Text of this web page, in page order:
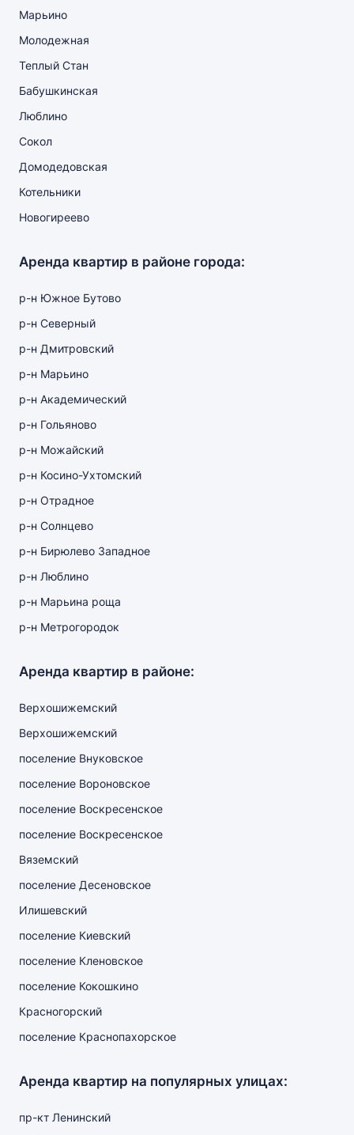
Марьино
Молодежная
Теплый Стан
Бабушкинская
Люблино
Сокол
Домодедовская
Котельники
Новогиреево
Аренда квартир в районе города:
р-н Южное Бутово
р-н Северный
р-н Дмитровский
р-н Марьино
р-н Академический
р-н Гольяново
р-н Можайский
р-н Косино-Ухтомский
р-н Отрадное
р-н Солнцево
р-н Бирюлево Западное
р-н Люблино
р-н Марьина роща
р-н Метрогородок
Аренда квартир в районе:
Верхошижемский
Верхошижемский
поселение Внуковское
поселение Вороновское
поселение Воскресенское
поселение Воскресенское
Вяземский
поселение Десеновское
Илишевский
поселение Киевский
поселение Кленовское
поселение Кокошкино
Красногорский
поселение Краснопахорское
Аренда квартир на популярных улицах:
пр-кт Ленинский